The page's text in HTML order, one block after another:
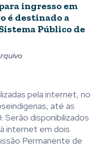
ingresso em
é destinado a
Público de
pela internet, no
até as
Serão disponibilizados
internet em dois
Permanente de